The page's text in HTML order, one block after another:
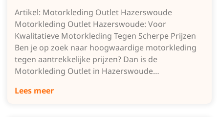
Artikel: Motorkleding Outlet Hazerswoude
Motorkleding Outlet Hazerswoude: Voor
Kwalitatieve Motorkleding Tegen Scherpe Prijzen
Ben je op zoek naar hoogwaardige motorkleding
tegen aantrekkelijke prijzen? Dan is de
Motorkleding Outlet in Hazerswoude…
Lees meer